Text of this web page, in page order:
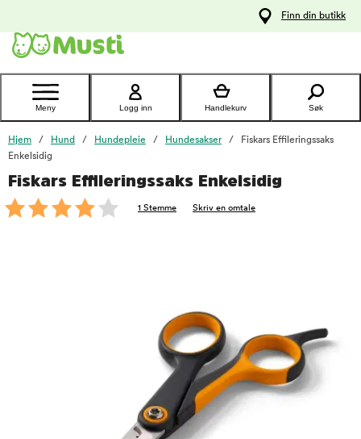
Kontakt
kundeservice
Finn din butikk
Meny Logg inn Handlekurv Søk
Hjem Hund Hundepleie Hundesakser
Fiskars Effileringssaks
Enkelsidig
Fiskars Effileringssaks Enkelsidig
1 Stemme Skriv en omtale
foo